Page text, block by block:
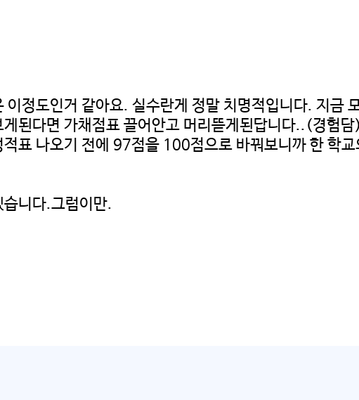
정도인거 같아요. 실수란게 정말 치명적입니다. 지금
된다면 가채점표 끌어안고 머리뜯게된답니다..(경험
표 나오기 전에 97점을 100점으로 바꿔보니까 한 학
니다.그럼이만.